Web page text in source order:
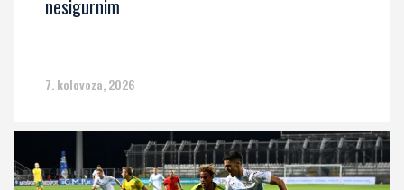
nesigurnim
7. kolovoza, 2026